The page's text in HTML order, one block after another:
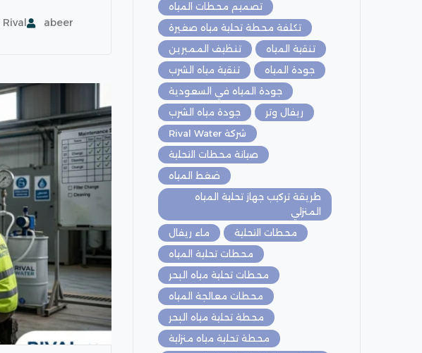
abeer
Rival
تصميم محطات المياه
تكلفة محطة تحلية مياه صغيرة
تنظيف الممبرين
تنقية المياه
تنقية مياه الشرب
جودة المياه
جودة المياه في السعودية
جودة مياه الشرب
ريفال وتر
شركة Rival Water
صيانة محطات التحلية
ضغط المياه
طريقة تركيب جهاز تحلية المياه
المنزلي
ماء ريفال
محطات التحلية
محطات تحلية المياه
محطات تحلية مياه البحر
محطات معالجة المياه
محطة تحلية مياه البحر
محطة تحلية مياه منزلية